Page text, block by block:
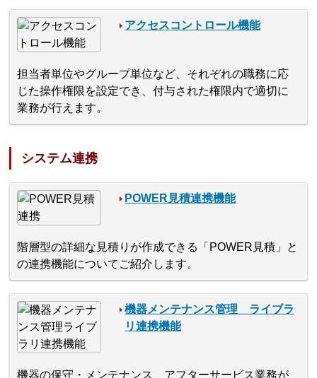
アクセスコントロール機能
担当者単位やグループ単位など、それぞれの職務に応
じた操作権限を設定でき、付与された権限内で適切に
業務が行えます。
システム連携
POWER見積連携機能
階層型の詳細な見積りが作成できる「POWER見積」と
の連携機能についてご紹介します。
機器メンテナンス管理 ライブラ
リ連携機能
機器の保守・メンテナンス、アフターサービス業務が